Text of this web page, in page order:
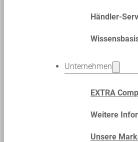
Händler-
Unternehmen
EXTRA
Weitere
Unsere